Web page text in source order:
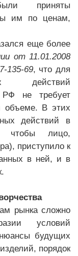
приняты
им по ценам,
еще более
от 11.01.2008
135-69, что для
действий
РФ не требует
объеме. В этих
действий в
чтобы лицо,
приступило к
в ней, и в
рынка сложно
условий
будущих
порядок